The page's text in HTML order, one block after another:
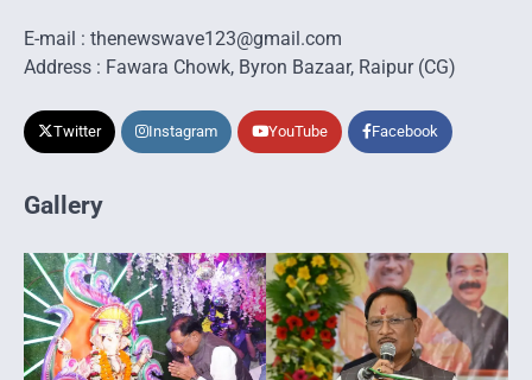
E-mail : thenewswave123@gmail.com
Address : Fawara Chowk, Byron Bazaar, Raipur (CG)
Twitter Instagram YouTube Facebook
Gallery